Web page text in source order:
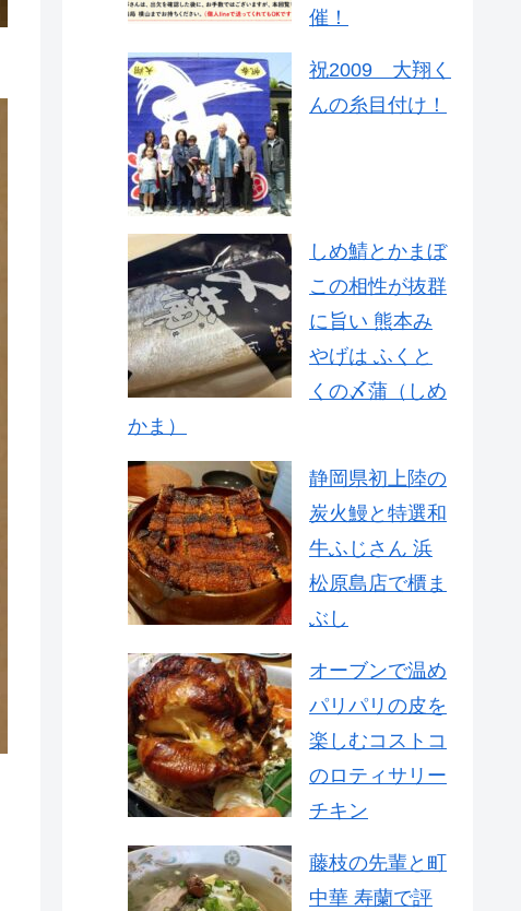
催！
祝2009 大翔く
んの糸目付け！
しめ鯖とかまぼ
この相性が抜群
に旨い 熊本み
やげは ふくと
くの〆蒲（しめ
かま）
静岡県初上陸の
炭火鰻と特選和
牛ふじさん 浜
松原島店で櫃ま
ぶし
オーブンで温め
パリパリの皮を
楽しむコストコ
のロティサリー
チキン
藤枝の先輩と町
中華 寿蘭で評